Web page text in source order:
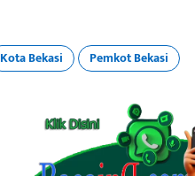
Kota Bekasi Pemkot Bekasi